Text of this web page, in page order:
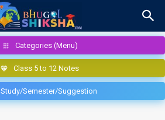
Categories (Menu)
Class 5 to 12 Notes
Study/Semester/Suggestion